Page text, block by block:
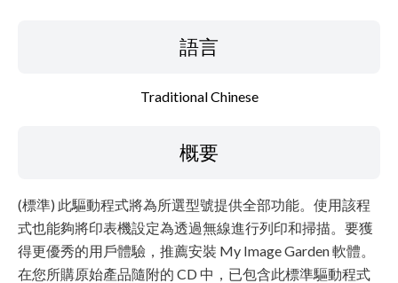
語言
Traditional Chinese
概要
(標準) 此驅動程式將為所選型號提供全部功能。使用該程
式也能夠將印表機設定為透過無線進行列印和掃描。要獲
得更優秀的用戶體驗，推薦安裝 My Image Garden 軟體。
在您所購原始產品隨附的 CD 中，已包含此標準驅動程式